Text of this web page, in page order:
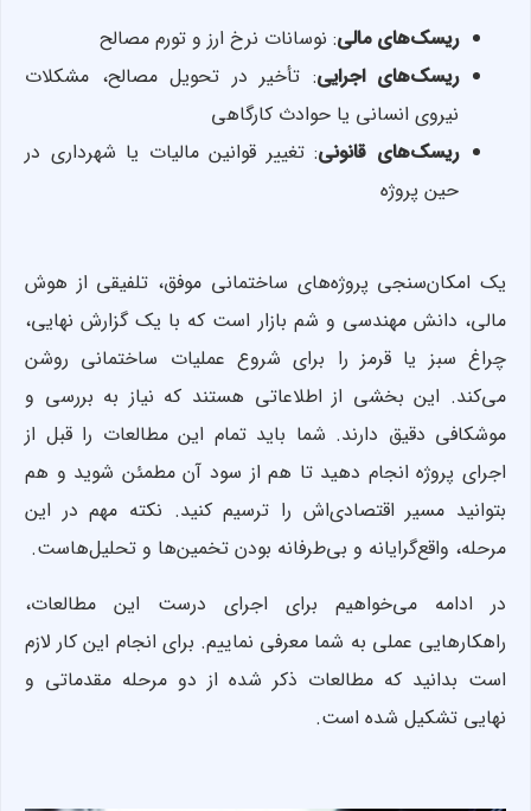
ریسک‌های مالی: نوسانات نرخ ارز و تورم مصالح
ریسک‌های اجرایی: تأخیر در تحویل مصالح، مشکلات
نیروی انسانی یا حوادث کارگاهی
ریسک‌های قانونی: تغییر قوانین مالیات یا شهرداری در
حین پروژه
یک امکان‌سنجی پروژه‌های ساختمانی موفق، تلفیقی از هوش
مالی، دانش مهندسی و شم بازار است که با یک گزارش نهایی،
چراغ سبز یا قرمز را برای شروع عملیات ساختمانی روشن
می‌کند. این‌ بخشی از اطلاعاتی هستند که نیاز به بررسی و
موشکافی دقیق دارند. شما باید تمام این مطالعات را قبل از
اجرای پروژه انجام دهید تا هم از سود آن مطمئن شوید و هم
بتوانید مسیر اقتصادی‌اش را ترسیم کنید. نکته مهم در این
مرحله، واقع‌گرایانه و بی‌طرفانه بودن تخمین‌ها و تحلیل‌هاست.
در ادامه می‌خواهیم برای اجرای درست این مطالعات،
راهکارهایی عملی به شما معرفی نماییم. برای انجام این کار لازم
است بدانید که مطالعات ذکر شده از دو مرحله مقدماتی و
نهایی تشکیل شده است.